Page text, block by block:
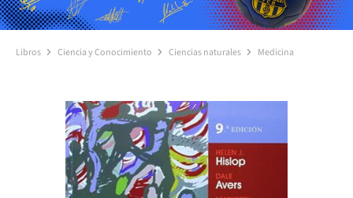
Libros Ciencia y Conocimiento Ciencias naturales Medicina